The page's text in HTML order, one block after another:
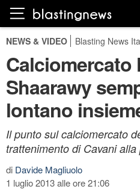
NEWS & VIDEO Blasting News
Calciomercato
Shaarawy
lontano
Il punto sul calciomercato
trattenimento di Cavani
di Davide Magliuolo
1 luglio 2013 alle ore 21:06